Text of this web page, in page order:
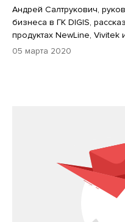
Андрей Салтрукович,
бизнеса в ГК DIGIS,
продуктах NewLine, Vivitek
05 марта 2020